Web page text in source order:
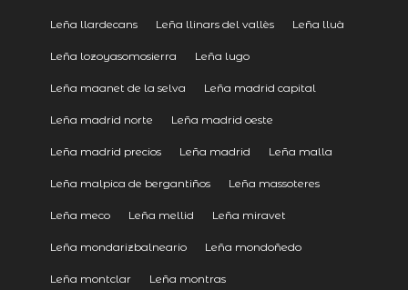
Leña llardecans Leña llinars del vallès Leña lluà
Leña lozoyasomosierra Leña lugo
Leña maanet de la selva Leña madrid capital
Leña madrid norte Leña madrid oeste
Leña madrid precios Leña madrid Leña malla
Leña malpica de bergantiños Leña massoteres
Leña meco Leña mellid Leña miravet
Leña mondarizbalneario Leña mondoñedo
Leña montclar Leña montras